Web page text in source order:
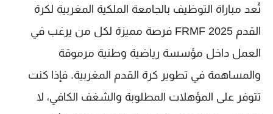
تُعد مباراة التوظيف بالجامعة الملكية المغربية لكرة
القدم FRMF 2025
فرصة مميزة لكل من يرغب في
العمل داخل مؤسسة رياضية وطنية مرموقة
والمساهمة في تطوير كرة القدم المغربية. فإذا كنت
تتوفر على المؤهلات المطلوبة والشغف الكافي، لا